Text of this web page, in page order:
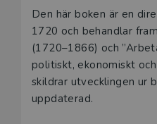
Beskrivning
Den här boken är en
1720 och behandlar
(1720–1866) och
politiskt, ekonomiskt
skildrar utvecklingen ur
uppdaterad.